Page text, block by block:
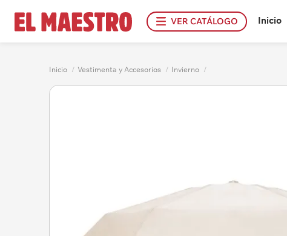
VER CATÁLOGO Inicio
Inicio / Vestimenta y Accesorios / Invierno /